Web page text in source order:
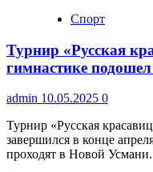
обернуться
Спорт
Турнир «Русская
гимнастике
admin 10.05.2025 0
Турнир «Русская
завершился в конце
проходят в Новой Усмани.